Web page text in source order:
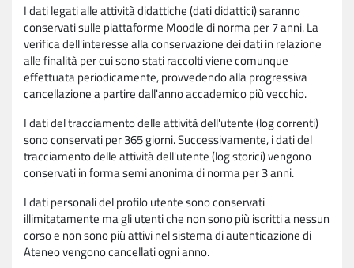
I dati legati alle attività didattiche (dati didattici) saranno
conservati sulle piattaforme Moodle di norma per 7 anni. La
verifica dell'interesse alla conservazione dei dati in relazione
alle finalità per cui sono stati raccolti viene comunque
effettuata periodicamente, provvedendo alla progressiva
cancellazione a partire dall'anno accademico più vecchio.
I dati del tracciamento delle attività dell'utente (log correnti)
sono conservati per 365 giorni. Successivamente, i dati del
tracciamento delle attività dell'utente (log storici) vengono
conservati in forma semi anonima di norma per 3 anni.
I dati personali del profilo utente sono conservati
illimitatamente ma gli utenti che non sono più iscritti a nessun
corso e non sono più attivi nel sistema di autenticazione di
Ateneo vengono cancellati ogni anno.